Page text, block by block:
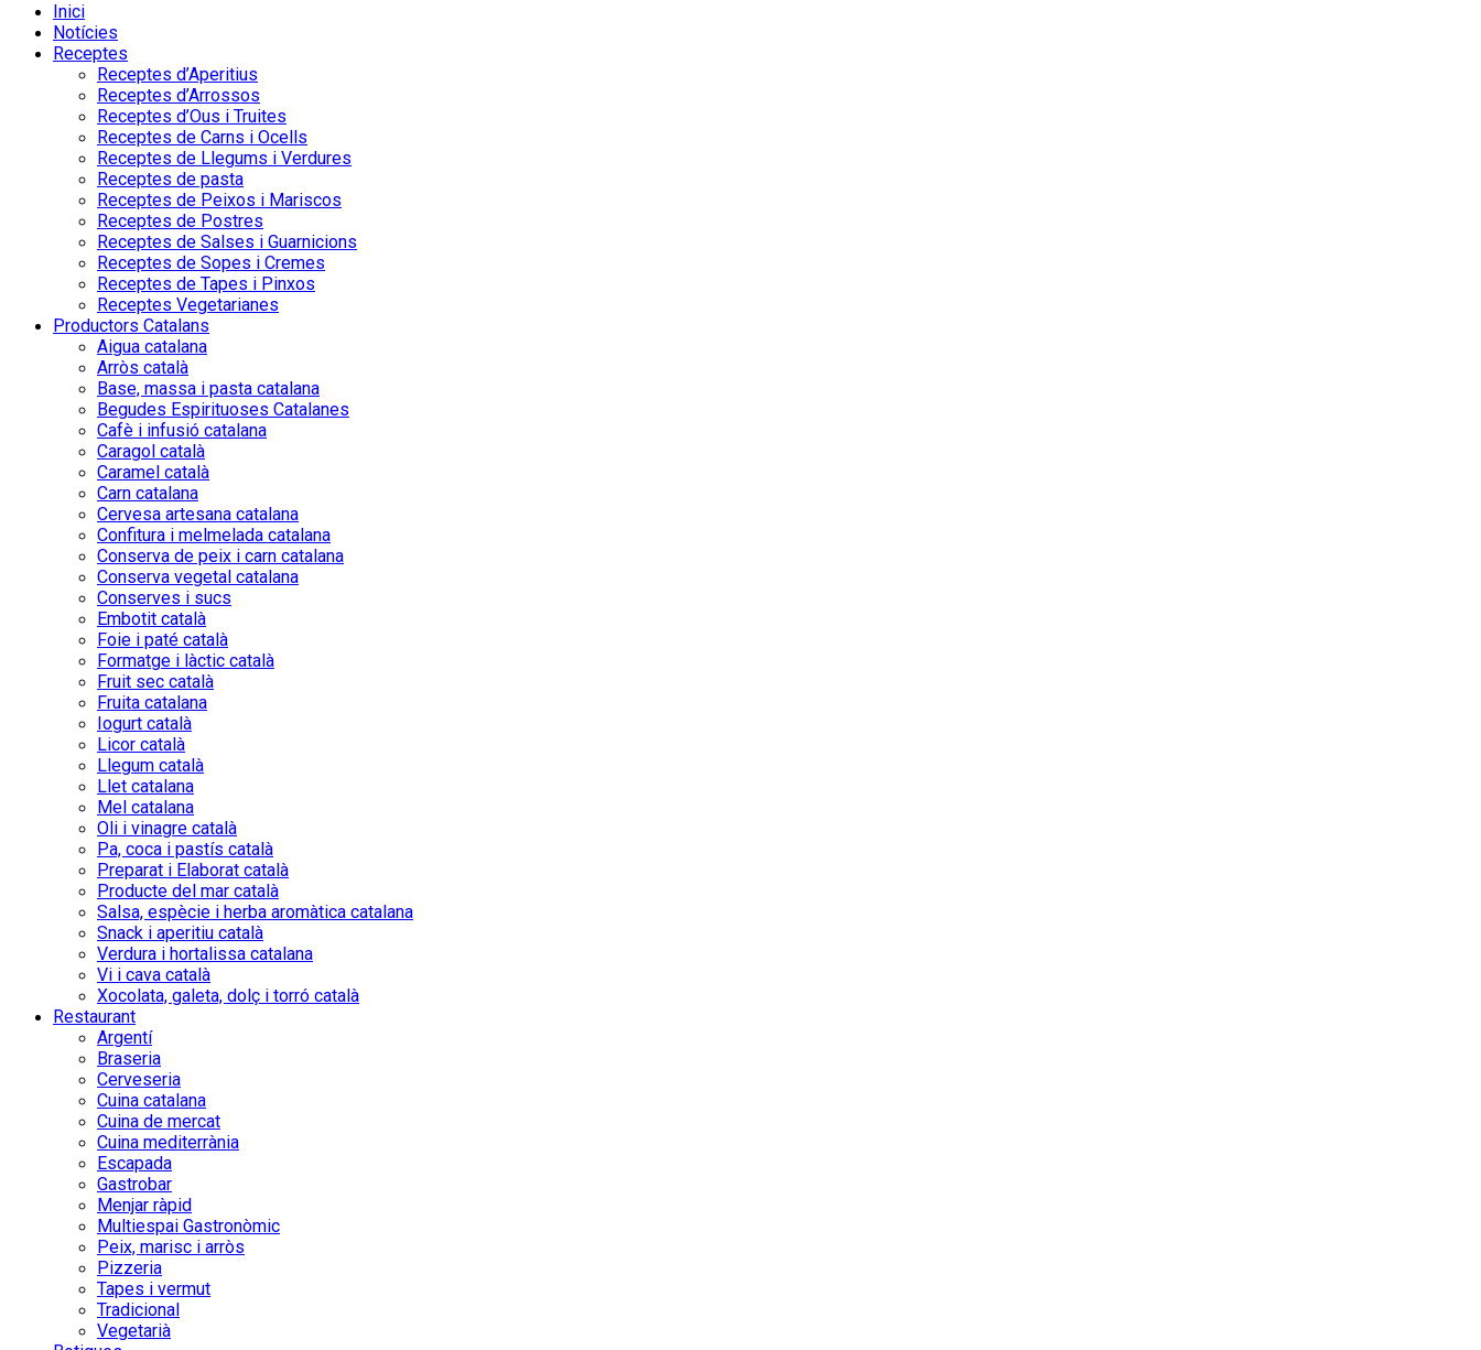
Inici
Notícies
Receptes
Receptes d’Aperitius
Receptes d’Arrossos
Receptes d’Ous i Truites
Receptes de Carns i Ocells
Receptes de Llegums i Verdures
Receptes de pasta
Receptes de Peixos i Mariscos
Receptes de Postres
Receptes de Salses i Guarnicions
Receptes de Sopes i Cremes
Receptes de Tapes i Pinxos
Receptes Vegetarianes
Productors Catalans
Aigua catalana
Arròs català
Base, massa i pasta catalana
Begudes Espirituoses Catalanes
Cafè i infusió catalana
Caragol català
Caramel català
Carn catalana
Cervesa artesana catalana
Confitura i melmelada catalana
Conserva de peix i carn catalana
Conserva vegetal catalana
Conserves i sucs
Embotit català
Foie i paté català
Formatge i làctic català
Fruit sec català
Fruita catalana
Iogurt català
Licor català
Llegum català
Llet catalana
Mel catalana
Oli i vinagre català
Pa, coca i pastís català
Preparat i Elaborat català
Producte del mar català
Salsa, espècie i herba aromàtica catalana
Snack i aperitiu català
Verdura i hortalissa catalana
Vi i cava català
Xocolata, galeta, dolç i torró català
Restaurant
Argentí
Braseria
Cerveseria
Cuina catalana
Cuina de mercat
Cuina mediterrània
Escapada
Gastrobar
Menjar ràpid
Multiespai Gastronòmic
Peix, marisc i arròs
Pizzeria
Tapes i vermut
Tradicional
Vegetarià